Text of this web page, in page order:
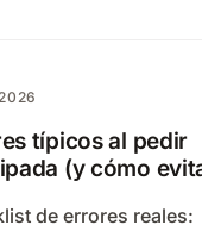
típicos al pedir
(y cómo
de errores reales: